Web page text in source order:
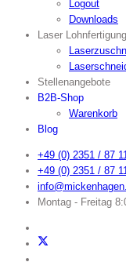
Logout
Downloads
Laser Lohnfertigung
Stellenangebote
B2B-Shop
Warenkorb
Blog
+49 (0) 2351 / 87
+49 (0) 2351 / 87
Montag - Freitag